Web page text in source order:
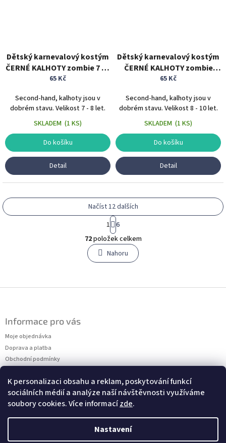
K personalizaci obsahu a reklam, poskytování funkcí
sociálních médií a analýze naší návštěvnosti využíváme
soubory cookies. Více informacízde.
Nastavení
Dětský karnevalový kostým
ČERNÉ KALHOTY zombie 7 - 8
let
65 Kč
Second-hand, kalhoty jsou v
dobrém stavu. Velikost 7 - 8 let.
SKLADEM (1 KS)
Do košíku
Detail
Dětský karnevalový kostým
ČERNÉ KALHOTY zombie
krátké 8 - 10 let
65 Kč
Second-hand, kalhoty jsou v
dobrém stavu. Velikost 8 - 10 let.
SKLADEM (1 KS)
Do košíku
Detail
O
v
l
á
c
v
ý
p
i
s
u
Načíst 12 dalších
S
t
r
á
n
k
á
1
6
72položek celkem
Nahoru
Informace pro vás
Moje objednávka
Doprava a platba
Obchodní podmínky
Kontakty
Měření velikostí